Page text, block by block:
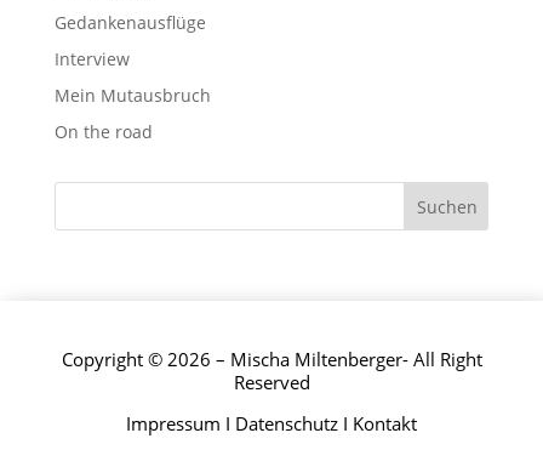
Gedankenausflüge
Interview
Mein Mutausbruch
On the road
Copyright © 2026 – Mischa Miltenberger- All Right
Reserved
Impressum I Datenschutz I Kontakt